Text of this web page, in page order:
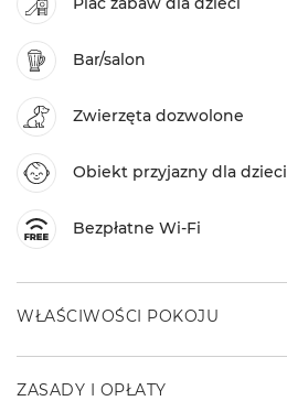
Bar/salon
Zwierzęta dozwolone
Obiekt przyjazny dla dzieci
Bezpłatne Wi-Fi
WŁAŚCIWOŚCI POKOJU
ZASADY I OPŁATY